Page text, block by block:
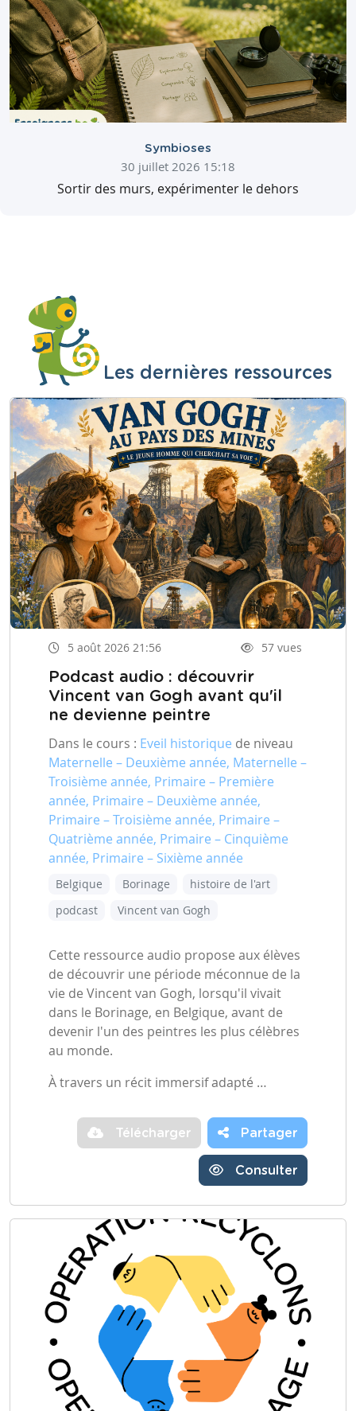
Symbioses
30 juillet 2026 15:18
Sortir des murs, expérimenter le dehors
Les dernières ressources
5 août 2026 21:56 57 vues
Podcast audio : découvrir
Vincent van Gogh avant qu'il
ne devienne peintre
Dans le cours : Eveil historique de niveau
Maternelle – Deuxième année, Maternelle –
Troisième année, Primaire – Première
année, Primaire – Deuxième année,
Primaire – Troisième année, Primaire –
Quatrième année, Primaire – Cinquième
année, Primaire – Sixième année
Belgique Borinage
histoire de l'art
podcast
Vincent van Gogh
Cette ressource audio propose aux élèves
de découvrir une période méconnue de la
vie de Vincent van Gogh, lorsqu'il vivait
dans le Borinage, en Belgique, avant de
devenir l'un des peintres les plus célèbres
au monde.
À travers un récit immersif adapté …
Télécharger Partager
Consulter